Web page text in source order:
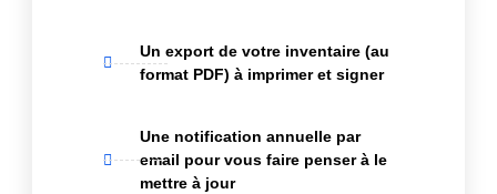
Un export de votre inventaire (au
format PDF) à imprimer et signer
Une notification annuelle par
email pour vous faire penser à le
mettre à jour